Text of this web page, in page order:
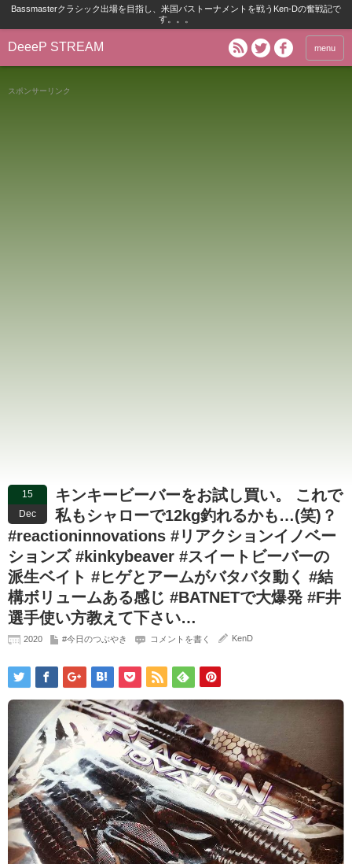
Bassmasterクラシック出場を目指し、米国バストーナメントを戦うKen-Dの奮戦記で
す。。。
DeeeP STREAM menu
スポンサーリンク
15
Dec
キンキービーバーをお試し買い。 これで
私もシャローで12kg釣れるかも…(笑)？
#reactioninnovations #リアクションイノベー
ションズ #kinkybeaver #スイートビーバーの
派生ベイト #ヒゲとアームがバタバタ動く #結
構ボリュームある感じ #BATNETで大爆発 #F井
選手使い方教えて下さい…
2020 #今日のつぶやき コメントを書く KenD